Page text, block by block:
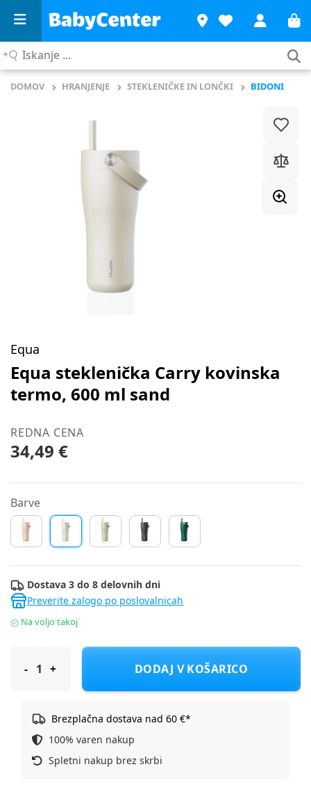
Iskanje
DOMOV HRANJENJE STEKLENIČKE IN LONČKI BIDONI
Equa
Equa steklenička Carry kovinska
termo, 600 ml sand
REDNA CENA
34,49 €
Barve
Dostava 3 do 8 delovnih dni
Preverite zalogo po poslovalnicah
Na voljo takoj
Equa steklenička Carry kovinska termo, 600 ml sand
DODAJ V KOŠARICO
Brezplačna dostava nad 60 €*
100% varen nakup
Spletni nakup brez skrbi